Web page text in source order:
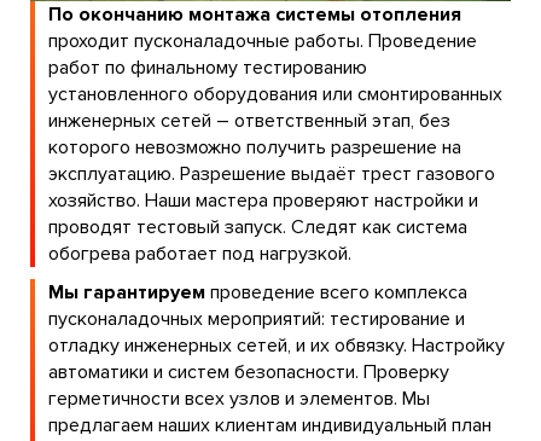
По окончанию монтажа системы отопления
проходит пусконаладочные работы. Проведение
работ по финальному тестированию
установленного оборудования или смонтированных
инженерных сетей – ответственный этап, без
которого невозможно получить разрешение на
эксплуатацию. Разрешение выдаёт трест газового
хозяйство. Наши мастера проверяют настройки и
проводят тестовый запуск. Следят как система
обогрева работает под нагрузкой.
Мы гарантируем проведение всего комплекса
пусконаладочных мероприятий: тестирование и
отладку инженерных сетей, и их обвязку. Настройку
автоматики и систем безопасности. Проверку
герметичности всех узлов и элементов. Мы
предлагаем наших клиентам индивидуальный план